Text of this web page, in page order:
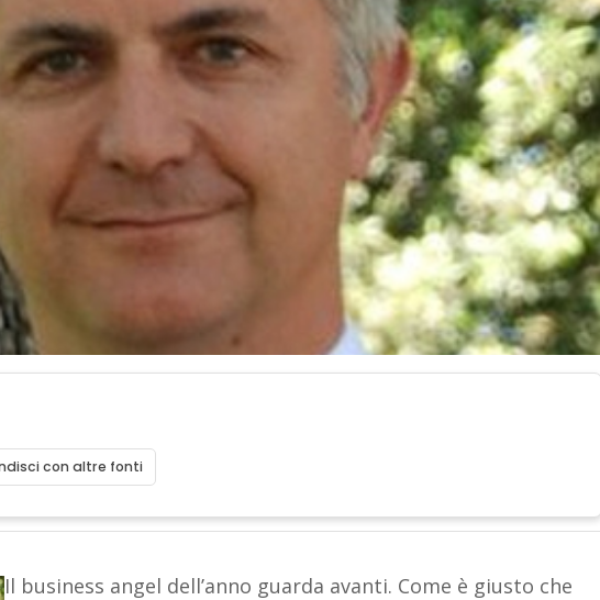
con altre fonti
Il business angel dell’anno guarda avanti. Come è giusto che